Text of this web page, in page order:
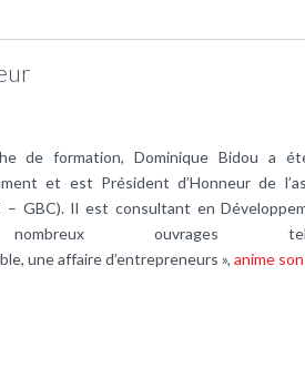
de formation, Dominique Bidou a
et est Président d’Honneur de
– GBC). Il est consultant en
ouvrages
une affaire d’entrepreneurs », anime